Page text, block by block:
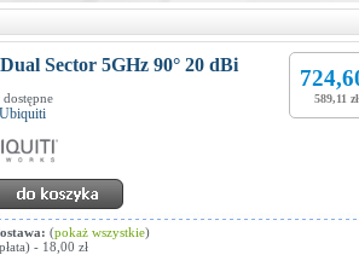
Sector 5GHz 90° 20 dBi
589,11
dostępne
Ubiquiti
(pokaż wszystkie)
- 18,00 zł